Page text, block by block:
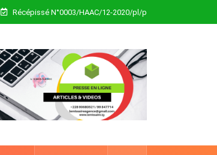
Récépissé N°0003/HAAC/12-2020/pl/p